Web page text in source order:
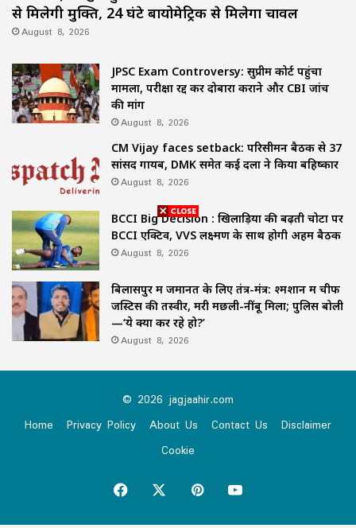
से मिलेगी मुक्ति, 24 घंटे बायोमेट्रिक से मिलेगा चावल
August 8, 2026
JPSC Exam Controversy: सुप्रीम कोर्ट पहुंचा
मामला, परीक्षा रद्द कर दोबारा कराने और CBI जांच
की मांग
August 8, 2026
CM Vijay faces setback: परिसीमन बैठक से 37
सांसद गायब, DMK समेत कई दलों ने किया बहिष्कार
August 8, 2026
BCCI Big Decision : खिलाड़ियों की बढ़ती चोटों पर
BCCI एक्टिव, VVS लक्ष्मण के साथ होगी अहम बैठक
August 8, 2026
बिलासपुर में जमानत के लिए तंत्र-मंत्र: श्मशान में चीफ
जस्टिस की तस्वीर, मरी मछली-नींबू मिला; पुलिस बोली
—‘ये क्या कर रहे हो?’
August 8, 2026
© 2026 jagjaahir.com
Home
Privacy Policy About Us Contact Us
Disclaimer
Cookie
Facebook PinterestYouTube